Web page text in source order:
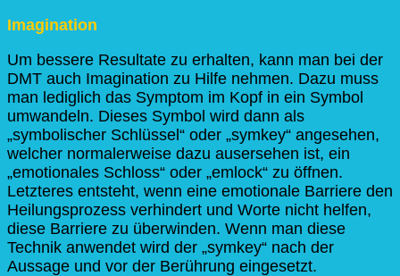
Imagination
Um bessere Resultate zu erhalten, kann man bei der
DMT auch Imagination zu Hilfe nehmen. Dazu muss
man lediglich das Symptom im Kopf in ein Symbol
umwandeln. Dieses Symbol wird dann als
„symbolischer Schlüssel“ oder „symkey“ angesehen,
welcher normalerweise dazu ausersehen ist, ein
„emotionales Schloss“ oder „emlock“ zu öffnen.
Letzteres entsteht, wenn eine emotionale Barriere den
Heilungsprozess verhindert und Worte nicht helfen,
diese Barriere zu überwinden. Wenn man diese
Technik anwendet wird der „symkey“ nach der
Aussage und vor der Berührung eingesetzt.